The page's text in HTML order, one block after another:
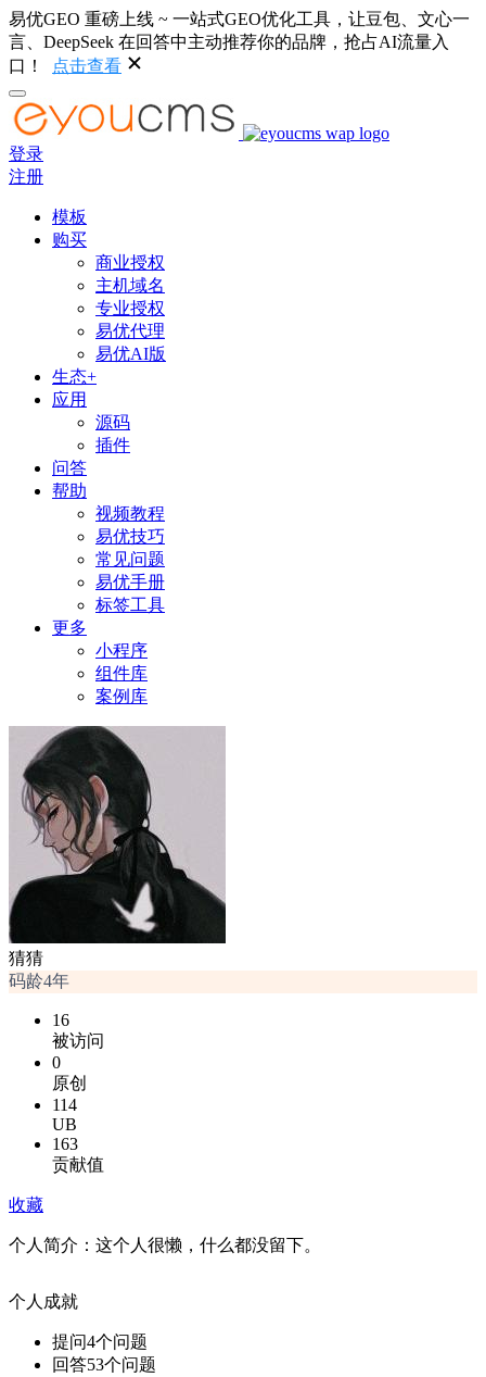
易优GEO 重磅上线 ~ 一站式GEO优化工具，让豆包、文心一
言、DeepSeek 在回答中主动推荐你的品牌，抢占AI流量入
口！
点击查看
登录
注册
模板
购买
商业授权
主机域名
专业授权
易优代理
易优AI版
生态+
应用
源码
插件
问答
帮助
视频教程
易优技巧
常见问题
易优手册
标签工具
更多
小程序
组件库
案例库
猜猜
码龄4年
16
被访问
0
原创
114
UB
163
贡献值
收藏
个人简介： 这个人很懒，什么都没留下。
个人成就
提问4个问题
回答53个问题